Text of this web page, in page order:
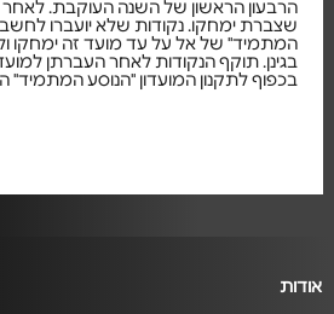
הרבעון הראשון של השנה העוקבת. לאחר
שצברת ימחקו. נקודות שלא יועברו
המתמיד" של אל על עד מועד זה ימחקו
בגינן. תוקף הנקודות לאחר העברתן
בכפוף לתקנון המועדון "הנוסע
אודות